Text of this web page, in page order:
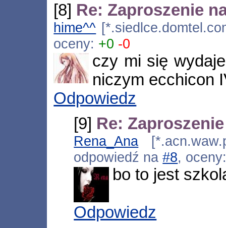
[8] Re: Zaproszenie
hime^^
oceny: +0 -0
czy mi się
niczym ecchicon
Odpowiedz
[9] Re:
Rena_Ana
odpowiedź na#8,
bo to jest
Odpowiedz